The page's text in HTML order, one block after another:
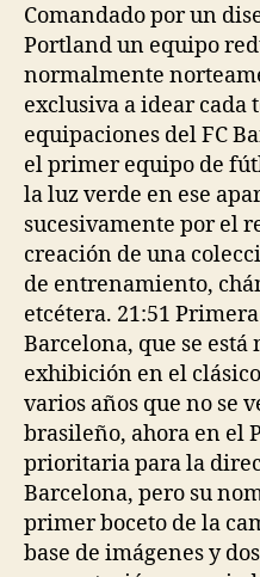
Comandado por un
Portland un equipo
normalmente
exclusiva a idear cada
equipaciones del FC
el primer equipo de
la luz verde en ese
sucesivamente por el
creación de una
de entrenamiento,
etcétera. 21:51
Barcelona, que se
exhibición en el
varios años que no se
brasileño, ahora en el
prioritaria para la
Barcelona, pero su
primer boceto de la
base de imágenes y